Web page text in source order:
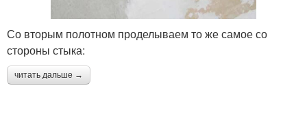
Со вторым полотном проделываем то же самое со
стороны стыка:
читать дальше →